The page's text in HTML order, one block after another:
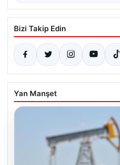
Bizi Takip Edin
Yan Manşet